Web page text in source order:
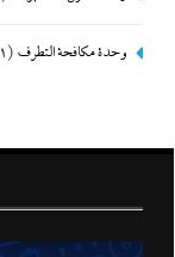
وحدة مكافحة التطرف (151)